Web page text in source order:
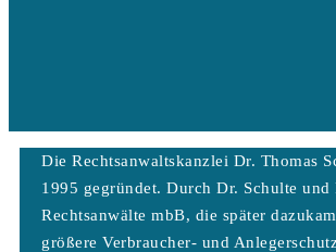
Die Rechtsanwaltskanzlei Dr. Thomas
1995 gegründet. Durch Dr. Schulte und
Rechtsanwälte mbB, die später
größere Verbraucher- und